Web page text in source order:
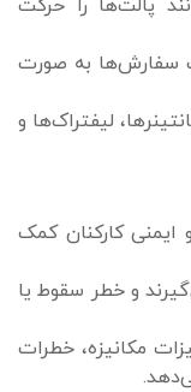
پالت‌ها را حرکت
سفارش‌ها به صورت
لیفتراک‌ها و
ایمنی کارکنان کمک
و خطر سقوط یا
مکانیزه، خطرات